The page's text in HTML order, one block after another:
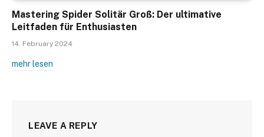
Mastering Spider Solitär Groß: Der ultimative
Leitfaden für Enthusiasten
14. February 2024
mehr lesen
LEAVE A REPLY